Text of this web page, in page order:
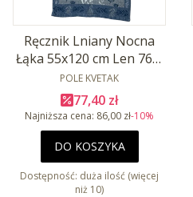
Ręcznik Lniany Nocna
Łąka 55x120 cm Len 76%
Baw 24%
PRODUCENT
POLE KVETAK
Cena promocyjna
77,40 zł
Najniższa cena: 86,00 zł-10%
DO KOSZYKA
Dostępność: duża ilość (więcej
niż 10)